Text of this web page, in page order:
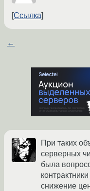
Ссылка
←
При таких
серверных
была
снижение